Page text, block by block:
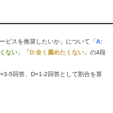
ビスを推奨したいか」について「A:
ない 」「D:全く薦めたくない 」の4段
5回答、D=1-2回答として割合を算